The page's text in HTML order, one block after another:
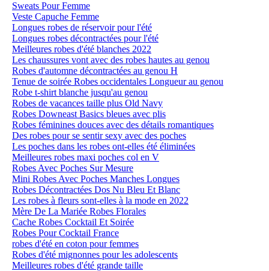
Sweats Pour Femme
Veste Capuche Femme
Longues robes de réservoir pour l'été
Longues robes décontractées pour l'été
Meilleures robes d'été blanches 2022
Les chaussures vont avec des robes hautes au genou
Robes d'automne décontractées au genou H
Tenue de soirée Robes occidentales Longueur au genou
Robe t-shirt blanche jusqu'au genou
Robes de vacances taille plus Old Navy
Robes Downeast Basics bleues avec plis
Robes féminines douces avec des détails romantiques
Des robes pour se sentir sexy avec des poches
Les poches dans les robes ont-elles été éliminées
Meilleures robes maxi poches col en V
Robes Avec Poches Sur Mesure
Mini Robes Avec Poches Manches Longues
Robes Décontractées Dos Nu Bleu Et Blanc
Les robes à fleurs sont-elles à la mode en 2022
Mère De La Mariée Robes Florales
Cache Robes Cocktail Et Soirée
Robes Pour Cocktail France
robes d'été en coton pour femmes
Robes d'été mignonnes pour les adolescents
Meilleures robes d'été grande taille